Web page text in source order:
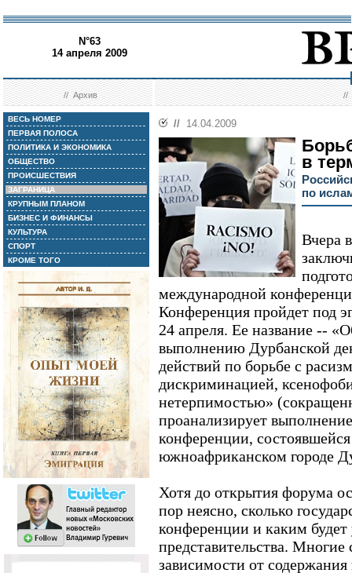
N°63
14 апреля 2009
//Архив //
ВЕСЬ НОМЕР
ПЕРВАЯ ПОЛОСА
ПОЛИТИКА И ЭКОНОМИКА
ОБЩЕСТВО
ПРОИСШЕСТВИЯ
ЗАГРАНИЦА
КРУПНЫМ ПЛАНОМ
БИЗНЕС И ФИНАНСЫ
КУЛЬТУРА
СПОРТ
КРОМЕ ТОГО
// 14.04.2009
в
по
Вчера
международной
Конференция пройдет под
24 апреля. Ее название --
выполнению Дурбанской
действий по борьбе с
дискриминацией,
нетерпимостью»
проанализирует
конференции, состоявшейся
южноафриканском городе
Хотя до открытия форума
пор неясно, сколько
конференции и каким будет
представительства. Многие
зависимости от содержания